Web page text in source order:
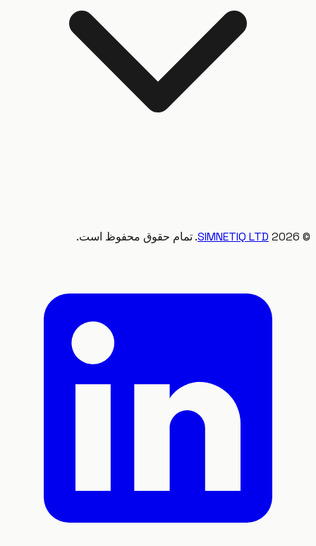
SIMNETIQ LTD. تمام حقوق محفوظ است.